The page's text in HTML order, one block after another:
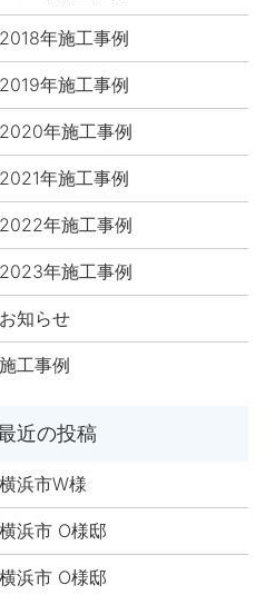
2018年施工事例
2019年施工事例
2020年施工事例
2021年施工事例
2022年施工事例
2023年施工事例
お知らせ
施工事例
横浜市W様
横浜市 O様邸
横浜市 O様邸